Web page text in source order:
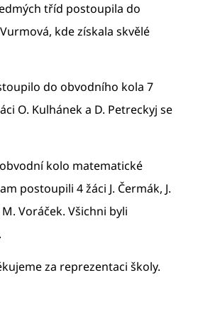
tříd postoupila do
kde získala skvělé
do obvodního kola 7
O. Kulhánek a D. Petreckyj se
kolo matematické
postoupili 4 žáci J. Čermák, J.
Voráček. Všichni byli
za reprezentaci školy.